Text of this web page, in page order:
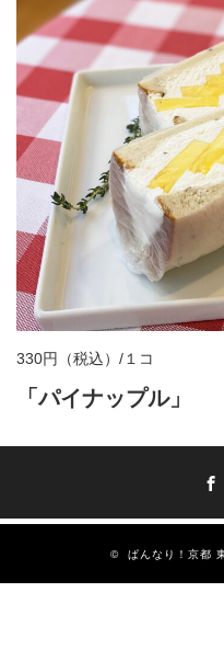
330円（税込）/１コ
「パイナップル」
© ぱんなり！京都